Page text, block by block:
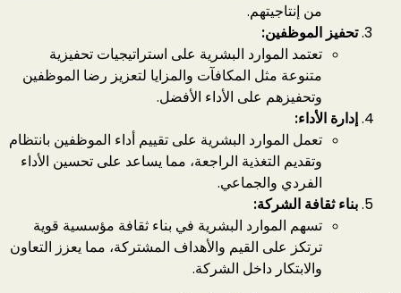
من إنتاجيتهم.
تحفيز الموظفين:
تعتمد الموارد البشرية على استراتيجيات تحفيزية
متنوعة مثل المكافآت والمزايا لتعزيز رضا الموظفين
وتحفيزهم على الأداء الأفضل.
إدارة الأداء:
تعمل الموارد البشرية على تقييم أداء الموظفين بانتظام
وتقديم التغذية الراجعة، مما يساعد على تحسين الأداء
الفردي والجماعي.
بناء ثقافة الشركة:
تسهم الموارد البشرية في بناء ثقافة مؤسسية قوية
ترتكز على القيم والأهداف المشتركة، مما يعزز التعاون
والابتكار داخل الشركة.